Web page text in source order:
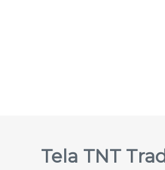
Tela TNT